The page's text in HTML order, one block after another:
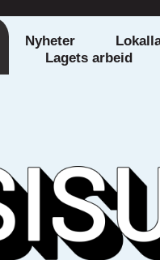
Nyheter
Lagets arbeid